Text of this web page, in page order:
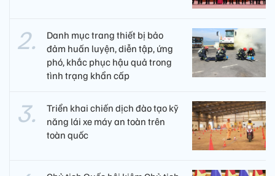
Danh mục trang thiết bị bảo
đảm huấn luyện, diễn tập, ứng
phó, khắc phục hậu quả trong
tình trạng khẩn cấp
Triển khai chiến dịch đào tạo kỹ
năng lái xe máy an toàn trên
toàn quốc